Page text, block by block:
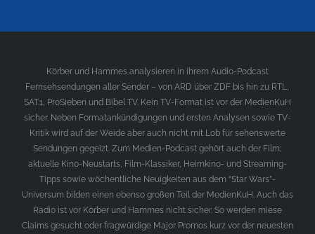
Körber und Hammes analysieren in ihrem Audio-Podcast
Fernsehsendungen aller Sender – von ARD über ZDF bis hin zu RTL,
SAT.1, ProSieben und Bibel TV. Kein TV-Format ist vor der MedienKuH
sicher. Neben Formatankündigungen und ersten Analysen sowie TV-
Kritik wird auf der Weide aber auch nicht mit Lob für sehenswerte
Sendungen gegeizt. Zum Medien-Podcast gehört auch der Film;
aktuelle Kino-Neustarts, Film-Klassiker, Heimkino- und Streaming-
Tipps sowie wöchentliche Neuigkeiten aus dem “Star Wars”-
Universum bilden einen ebenso großen Teil der MedienKuH. Auch das
Radio ist vor Körber und Hammes nicht sicher. So werden miese
Claims gesucht oder fragwürdige Major Promos kurz vor der neuesten